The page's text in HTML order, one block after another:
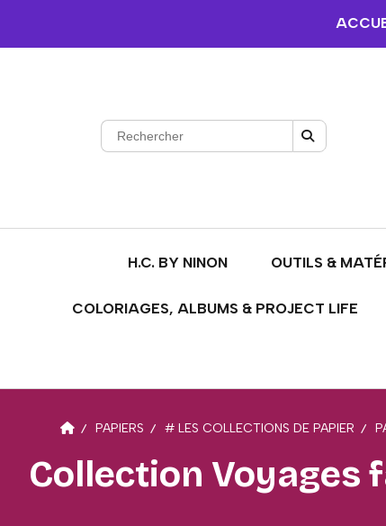
H.C. BY NINON OUTILS &
COLORIAGES, ALBUMS & PROJECT LIFE
PAPIERS # LES COLLECTIONS DE PAPIER
Collection Voyages